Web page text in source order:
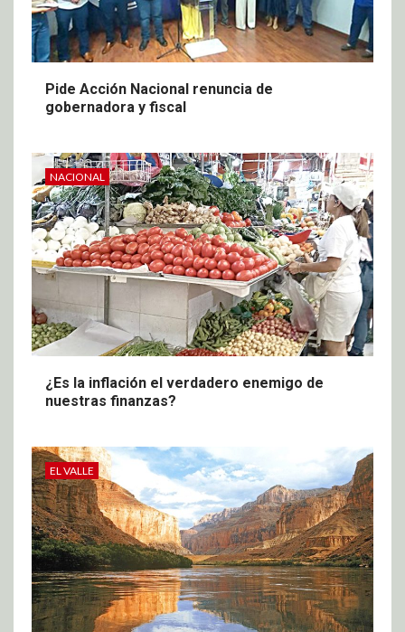
Pide Acción Nacional renuncia de
gobernadora y fiscal
NACIONAL
¿Es la inflación el verdadero enemigo de
nuestras finanzas?
EL VALLE